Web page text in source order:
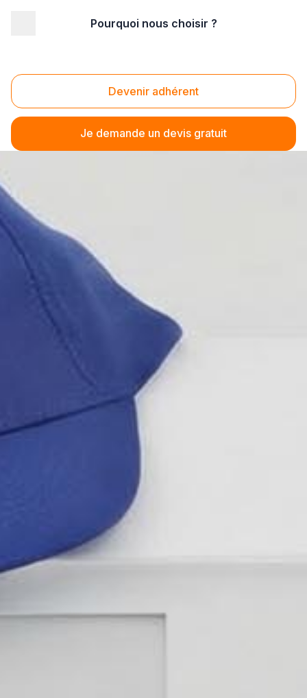
Pourquoi nous choisir ?
Devenir adhérent
Je demande un devis gratuit